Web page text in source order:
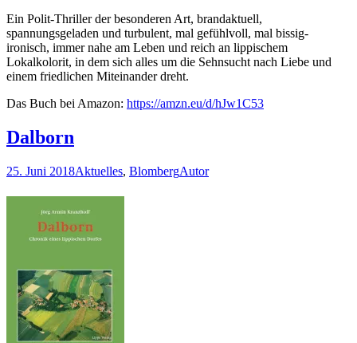
Ein Polit-Thriller der besonderen Art, brandaktuell,
spannungsgeladen und turbulent, mal gefühlvoll, mal bissig-
ironisch, immer nahe am Leben und reich an lippischem
Lokalkolorit, in dem sich alles um die Sehnsucht nach Liebe und
einem friedlichen Miteinander dreht.
Das Buch bei Amazon: https://amzn.eu/d/hJw1C53
Dalborn
25. Juni 2018Aktuelles, BlombergAutor